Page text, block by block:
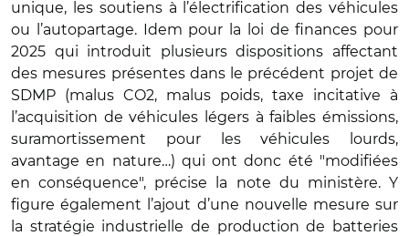
unique, les soutiens à l’électrification des véhicules
ou l’autopartage. Idem pour la loi de finances pour
2025 qui introduit plusieurs dispositions affectant
des mesures présentes dans le précédent projet de
SDMP (malus CO2, malus poids, taxe incitative à
l’acquisition de véhicules légers à faibles émissions,
suramortissement pour les véhicules lourds,
avantage en nature…) qui ont donc été "modifiées
en conséquence", précise la note du ministère. Y
figure également l’ajout d’une nouvelle mesure sur
la stratégie industrielle de production de batteries